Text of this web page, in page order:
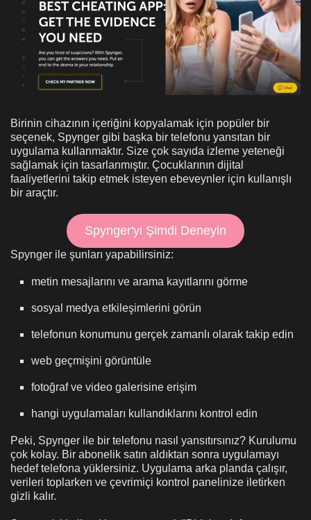
Birinin cihazının içeriğini kopyalamak için popüler bir
seçenek, Spynger gibi başka bir telefonu yansıtan bir
uygulama kullanmaktır. Size çok sayıda izleme yeteneği
sağlamak için tasarlanmıştır. Çocuklarının dijital
faaliyetlerini takip etmek isteyen ebeveynler için kullanışlı
bir araçtır.
Spynger'yi Şimdi Deneyin
Spynger ile şunları yapabilirsiniz:
metin mesajlarını ve arama kayıtlarını görme
sosyal medya etkileşimlerini görün
telefonun konumunu gerçek zamanlı olarak takip edin
web geçmişini görüntüle
fotoğraf ve video galerisine erişim
hangi uygulamaları kullandıklarını kontrol edin
Peki, Spynger ile bir telefonu nasıl yansıtırsınız? Kurulumu
çok kolay. Bir abonelik satın aldıktan sonra uygulamayı
hedef telefona yüklersiniz. Uygulama arka planda çalışır,
verileri toplarken ve çevrimiçi kontrol panelinize iletirken
gizli kalır.